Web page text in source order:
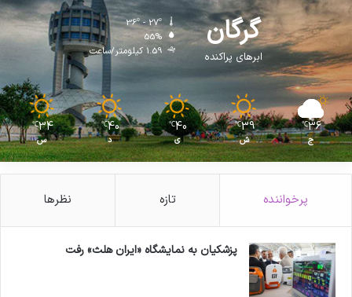
گرگان
ابرهای پراکنده
36º - 27º
55%
1.59 کیلومتر/ساعت
36
℃
ج
39
℃
ش
40
℃
ی
40
℃
د
34
℃
س
پرخواننده تازه نظرها
پزشکیان به نمایشگاه «ایران هلث» رفت